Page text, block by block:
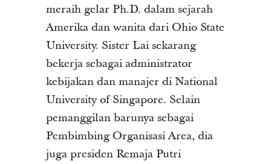
meraih gelar Ph.D. dalam sejarah
Amerika dan wanita dari Ohio State
University. Sister Lai sekarang
bekerja sebagai administrator
kebijakan dan manajer di National
University of Singapore. Selain
pemanggilan barunya sebagai
Pembimbing Organisasi Area, dia
juga presiden Remaja Putri